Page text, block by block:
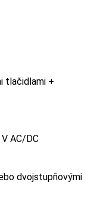
tlačidlami +
AC/DC
dvojstupňovými